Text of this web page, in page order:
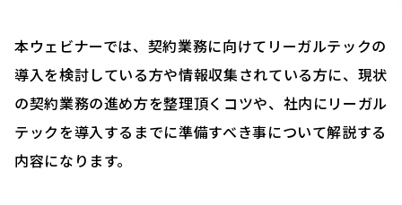
本ウェビナーでは、契約業務に向けてリーガルテックの
導入を検討している方や情報収集されている方に、現状
の契約業務の進め方を整理頂くコツや、社内にリーガル
テックを導入するまでに準備すべき事について解説する
内容になります。